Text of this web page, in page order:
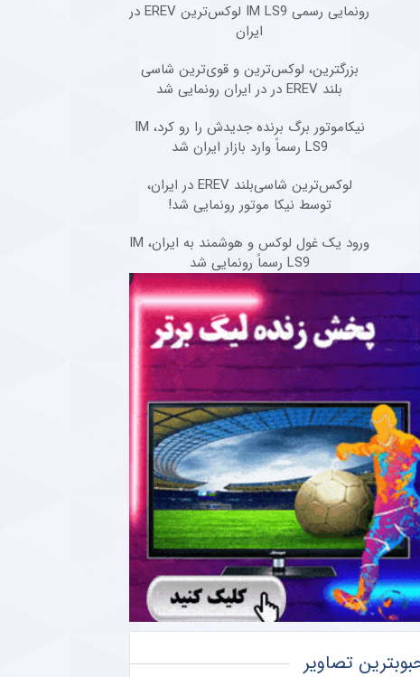
رونمایی رسمی IM LS9 لوکس‌ترین EREV در
ایران
بزرگترین، لوکس‌ترین و قوی‌ترین شاسی
بلند EREV در در ایران رونمایی شد
نیکاموتور برگ برنده جدیدش را رو کرد، IM
LS9 رسماً وارد بازار ایران شد
لوکس‌ترین شاسی‌بلند EREV در ایران،
توسط نیکا موتور رونمایی شد!
ورود یک غول لوکس و هوشمند به ایران، IM
LS9 رسماً رونمایی شد
تصاویر